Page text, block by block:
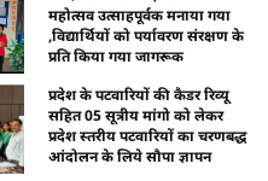
महोत्सव उत्साहपूर्वक मनाया गया
,विद्यार्थियों को पर्यावरण संरक्षण के
प्रति किया गया जागरूक
प्रदेश के पटवारियों की कैडर रिव्यू
सहित 05 सूत्रीय मांगो को लेकर
प्रदेश स्तरीय पटवारियों का चरणबद्ध
आंदोलन के लिये सौपा ज्ञापन